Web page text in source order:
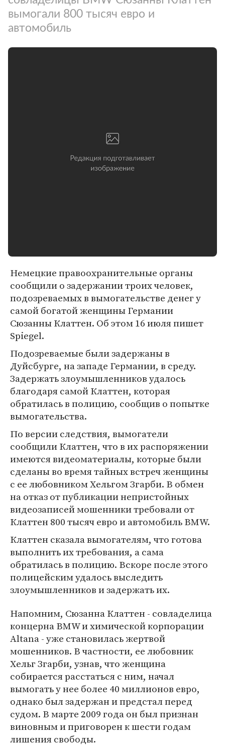
вымогали 800 тысяч евро и
автомобиль
Немецкие правоохранительные органы
сообщили о задержании троих человек,
подозреваемых в вымогательстве денег у
самой богатой женщины Германии
Сюзанны Клаттен. Об этом 16 июля пишет
Spiegel.
Подозреваемые были задержаны в
Дуйсбурге, на западе Германии, в среду.
Задержать злоумышленников удалось
благодаря самой Клаттен, которая
обратилась в полицию, сообщив о попытке
вымогательства.
По версии следствия, вымогатели
сообщили Клаттен, что в их распоряжении
имеются видеоматериалы, которые были
сделаны во время тайных встреч женщины
с ее любовником Хельгом Згарби. В обмен
на отказ от публикации непристойных
видеозаписей мошенники требовали от
Клаттен 800 тысяч евро и автомобиль BMW.
Клаттен сказала вымогателям, что готова
выполнить их требования, а сама
обратилась в полицию. Вскоре после этого
полицейским удалось выследить
злоумышленников и задержать их.
Напомним, Сюзанна Клаттен - совладелица
концерна BMW и химической корпорации
Altana - уже становилась жертвой
мошенников. В частности, ее любовник
Хельг Згарби, узнав, что женщина
собирается расстаться с ним, начал
вымогать у нее более 40 миллионов евро,
однако был задержан и предстал перед
судом. В марте 2009 года он был признан
виновным и приговорен к шести годам
лишения свободы.